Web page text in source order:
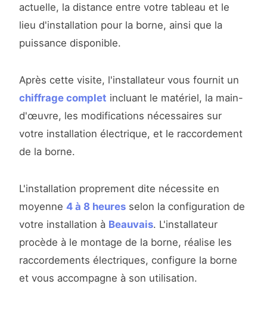
actuelle, la distance entre votre tableau et le
lieu d'installation pour la borne, ainsi que la
puissance disponible.
Après cette visite, l'installateur vous fournit un
chiffrage complet incluant le matériel, la main-
d'œuvre, les modifications nécessaires sur
votre installation électrique, et le raccordement
de la borne.
L'installation proprement dite nécessite en
moyenne 4 à 8 heures selon la configuration de
votre installation à Beauvais. L'installateur
procède à le montage de la borne, réalise les
raccordements électriques, configure la borne
et vous accompagne à son utilisation.